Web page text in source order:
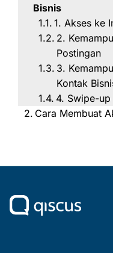
Bisnis
1. Akses ke
2.
Postingan
3.
Kontak
4. Swipe-
Cara Membuat